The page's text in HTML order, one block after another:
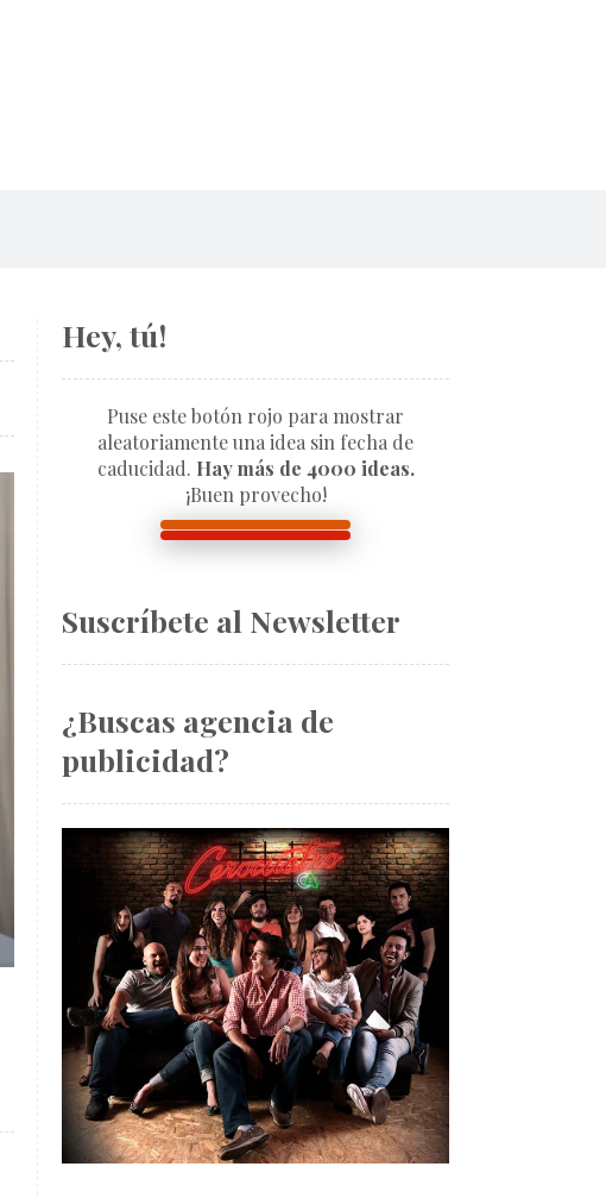
Hey, tú!
Puse este botón rojo para mostrar
aleatoriamente una idea sin fecha de
caducidad. Hay más de 4000 ideas.
¡Buen provecho!
Suscríbete al Newsletter
¿Buscas agencia de
publicidad?